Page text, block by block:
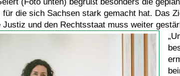
für die sich Sachsen stark gemacht hat. Das
Justiz und den Rechtsstaat muss weiter